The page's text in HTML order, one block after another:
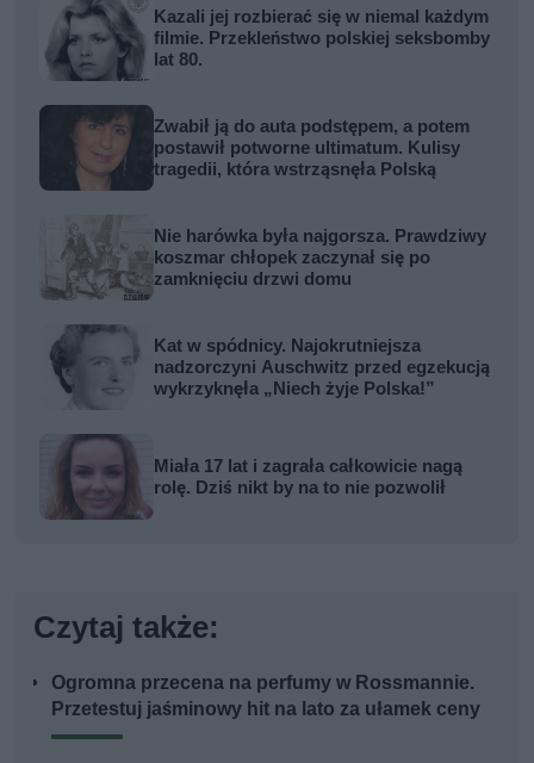
Kazali jej rozbierać się w niemal każdym
filmie. Przekleństwo polskiej seksbomby
lat 80.
Zwabił ją do auta podstępem, a potem
postawił potworne ultimatum. Kulisy
tragedii, która wstrząsnęła Polską
Nie harówka była najgorsza. Prawdziwy
koszmar chłopek zaczynał się po
zamknięciu drzwi domu
Kat w spódnicy. Najokrutniejsza
nadzorczyni Auschwitz przed egzekucją
wykrzyknęła „Niech żyje Polska!”
Miała 17 lat i zagrała całkowicie nagą
rolę. Dziś nikt by na to nie pozwolił
Czytaj także:
Ogromna przecena na perfumy w Rossmannie.
Przetestuj jaśminowy hit na lato za ułamek ceny